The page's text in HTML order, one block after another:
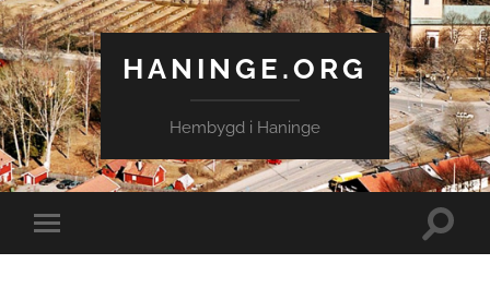
HANINGE.ORG
Hembygd i Haninge
Slå
på/av
Slå